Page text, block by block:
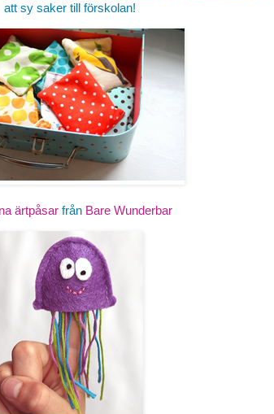
att sy saker till förskolan!
ärtpåsar från Bare Wunderbar